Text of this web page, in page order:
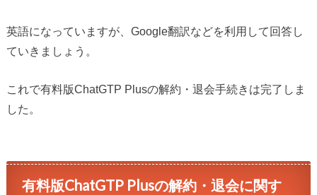
英語になっていますが、Google翻訳などを利用して回答し
ていきましょう。
これで有料版ChatGTP Plusの解約・退会手続きは完了しま
した。
有料版ChatGTP Plusの解約・退会に関す